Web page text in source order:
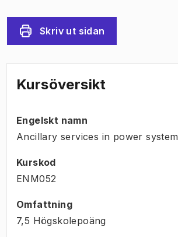
Skriv ut sidan
Kursöversikt
Engelskt namn
Ancillary services in power system
Kurskod
ENM052
Omfattning
7,5 Högskolepoäng